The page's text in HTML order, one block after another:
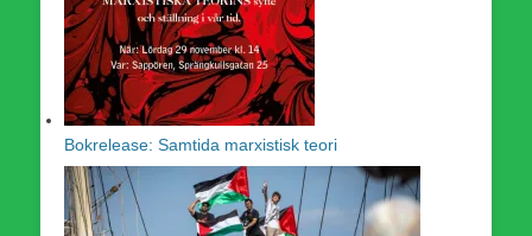
Bokrelease: Samtida marxistisk teori